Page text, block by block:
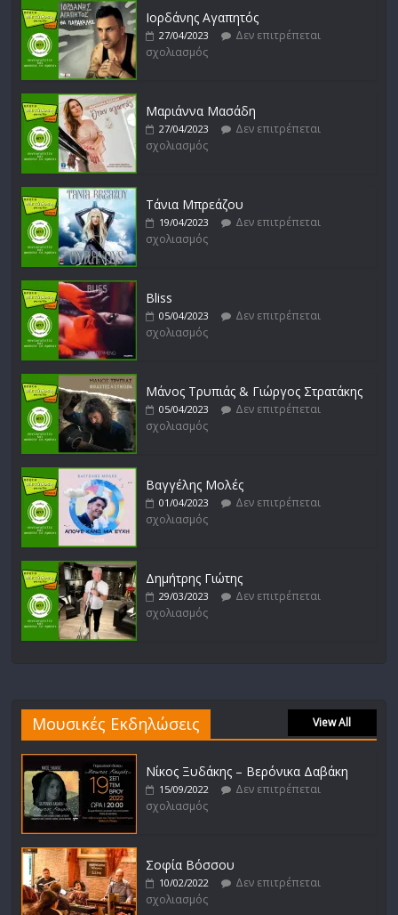
Απόστολος Ρίζος
σχολιασμός
σχολιασμός
Ιορδάνης Αγαπητός
27/04/2023
Δεν επιτρέπεται
σχολιασμός
Μαριάννα Μασάδη
27/04/2023
Δεν επιτρέπεται
σχολιασμός
Τάνια Μπρεάζου
19/04/2023
Δεν επιτρέπεται
σχολιασμός
Bliss
05/04/2023
Δεν επιτρέπεται
σχολιασμός
Μάνος Τρυπιάς & Γιώργος Στρατάκης
05/04/2023
Δεν επιτρέπεται
σχολιασμός
Βαγγέλης Μολές
01/04/2023
Δεν επιτρέπεται
σχολιασμός
Δημήτρης Γιώτης
29/03/2023
Δεν επιτρέπεται
σχολιασμός
Μουσικές Εκδηλώσεις View All
Νίκος Ξυδάκης – Βερόνικα Δαβάκη
15/09/2022
Δεν επιτρέπεται
σχολιασμός
Σοφία Βόσσου
10/02/2022
Δεν επιτρέπεται
σχολιασμός